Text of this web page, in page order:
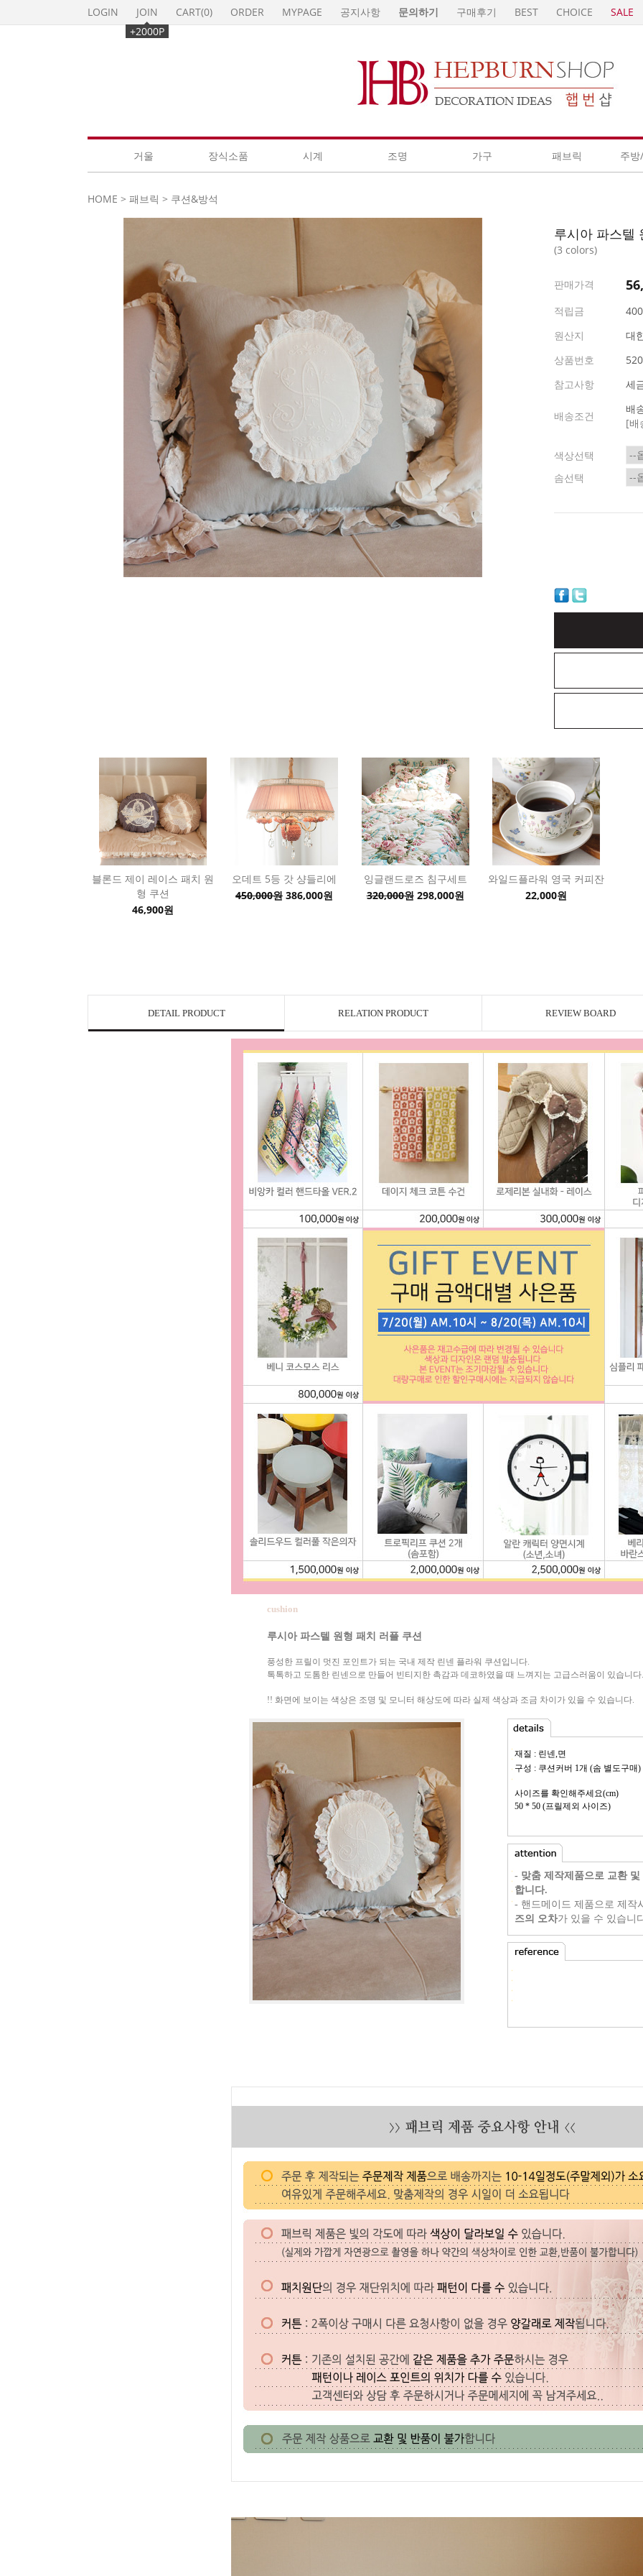
LOGIN
JOIN
+2000P
CART(0) ORDER MYPAGE 공지사항 문의하기 구매후기 BEST CHOICE SALE
거울 장식소품 시계 조명 가구 패브릭 주
HOME > 패브릭 > 쿠션&방석
루시아 파스텔
(3 colors)
판매가격
적립금
원산지
대
상품번호
참고사항
세
배송조건
배
[배
색상선택
솜선택
블론드 제이 레이스 패치 원
형 쿠션
46,900원
오데트 5등 갓 샹들리에
450,000원 386,000원
잉글랜드로즈 침구세트
320,000원 298,000원
와일드플라워 영국 커피잔
22,000원
DETAIL PRODUCT RELATION PRODUCT REVIEW BOARD
cushion
루시아 파스텔 원형 패치 러플 쿠션
풍성한 프릴이 멋진 포인트가 되는 국내 제작 린넨 플라워 쿠션입니다.
톡톡하고 도톰한 린넨으로 만들어 빈티지한 촉감과 데코하였을 때 느껴지는 고급스러움이 있습니다.
!! 화면에 보이는 색상은 조명 및 모니터 해상도에 따라 실제 색상과 조금 차이가 있을 수 있습니다.
재질 : 린넨,면
구성 : 쿠션커버 1개 (솜 별도구매)
사이즈를 확인해주세요(cm)
50 * 50 (프릴제외 사이즈)
- 맞춤 제작제품으로 교환 및
합니다.
- 핸드메이드 제품으로 제작
즈의 오차가 있을 수 있습니